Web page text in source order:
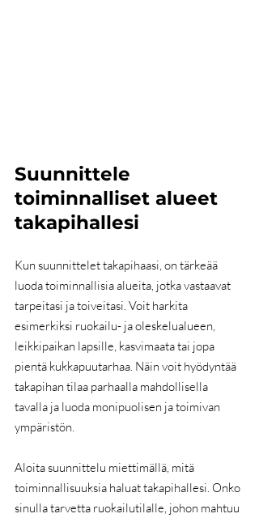
Suunnittele
toiminnalliset alueet
takapihallesi
Kun suunnittelet takapihaasi, on tärkeää
luoda toiminnallisia alueita, jotka vastaavat
tarpeitasi ja toiveitasi. Voit harkita
esimerkiksi ruokailu- ja oleskelualueen,
leikkipaikan lapsille, kasvimaata tai jopa
pientä kukkapuutarhaa. Näin voit hyödyntää
takapihan tilaa parhaalla mahdollisella
tavalla ja luoda monipuolisen ja toimivan
ympäristön.
Aloita suunnittelu miettimällä, mitä
toiminnallisuuksia haluat takapihallesi. Onko
sinulla tarvetta ruokailutilalle, johon mahtuu